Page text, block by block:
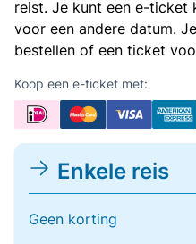
reist. Je kunt een e-ticket
voor een andere datum.
bestellen of een ticket
Koop een e-ticket met:
Enkele reis
Geen korting